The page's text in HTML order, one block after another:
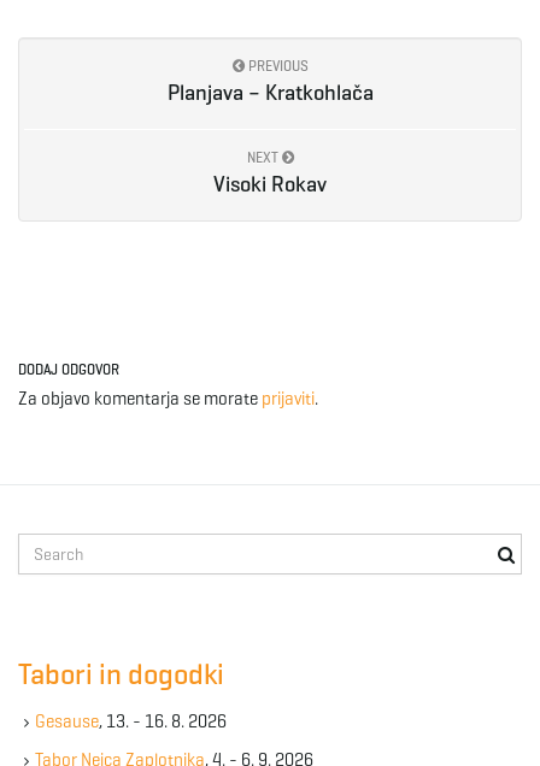
PREVIOUS
Planjava – Kratkohlača
NEXT
Visoki Rokav
DODAJ ODGOVOR
Za objavo komentarja se morate prijaviti.
e
e
y
Tabori in dogodki
Gesause, 13. - 16. 8. 2026
Tabor Nejca Zaplotnika, 4. - 6. 9. 2026